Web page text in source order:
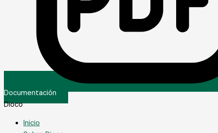
Documentación
Dioco
Inicio